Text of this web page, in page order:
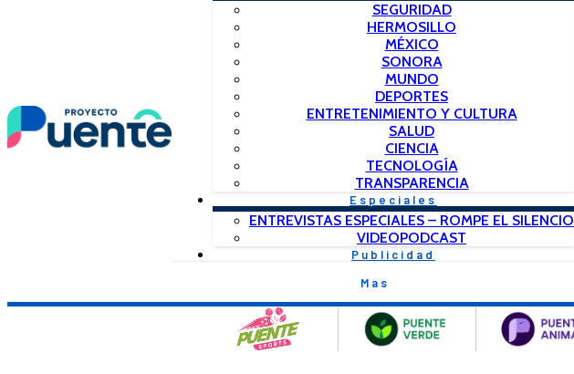
SEGURIDAD
HERMOSILLO
MÉXICO
SONORA
MUNDO
DEPORTES
ENTRETENIMIENTO Y CULTURA
SALUD
CIENCIA
TECNOLOGÍA
TRANSPARENCIA
Especiales
ENTREVISTAS ESPECIALES – ROMPE EL SILENCIO
VIDEOPODCAST
Publicidad
Mas